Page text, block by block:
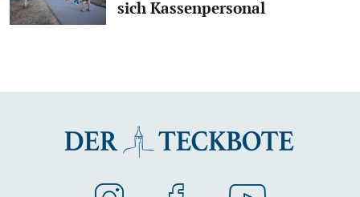
sich Kassenpersonal